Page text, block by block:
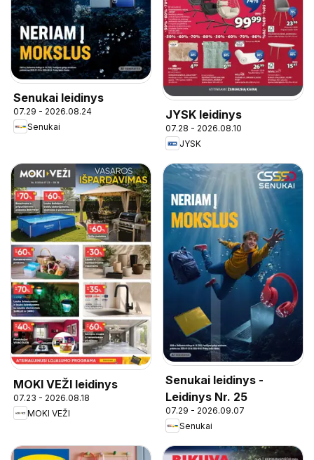
Senukai leidinys
07.29 - 2026.08.24
Senukai
JYSK leidinys
07.28 - 2026.08.10
JYSK
MOKI VEŽI leidinys
07.23 - 2026.08.18
MOKI VEŽI
Senukai leidinys -
Leidinys Nr. 25
07.29 - 2026.09.07
Senukai